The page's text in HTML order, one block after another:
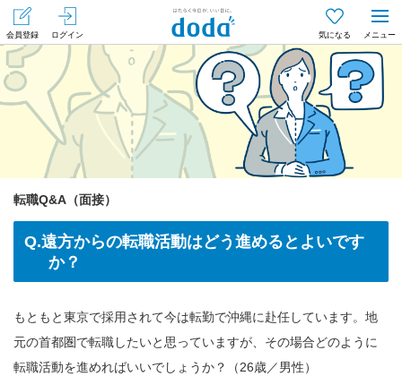
会員登録
ログイン
メニュー
気になる
転職Q&A（面接）
Q.遠方からの転職活動はどう進めるとよいです
か？
もともと東京で採用されて今は転勤で沖縄に赴任しています。地
元の首都圏で転職したいと思っていますが、その場合どのように
転職活動を進めればいいでしょうか？（26歳／男性）